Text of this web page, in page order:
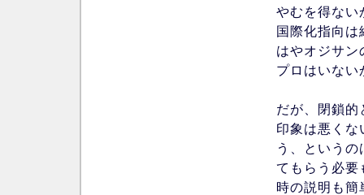
やむを得ない
国際化指向は
はやオジサン
プロはいない
だが、閉鎖的
印象は悪くな
う、という
てもらう必要
時の説明も簡